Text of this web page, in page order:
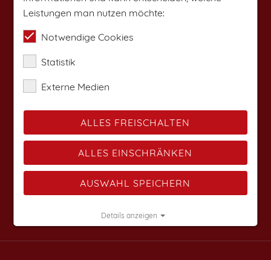
Leistungen man nutzen möchte:
Notwendige Cookies
Statistik
Externe Medien
ALLES FREISCHALTEN
ALLES EINSCHRÄNKEN
AUSWAHL SPEICHERN
Details anzeigen
Impressum|Datenschutz